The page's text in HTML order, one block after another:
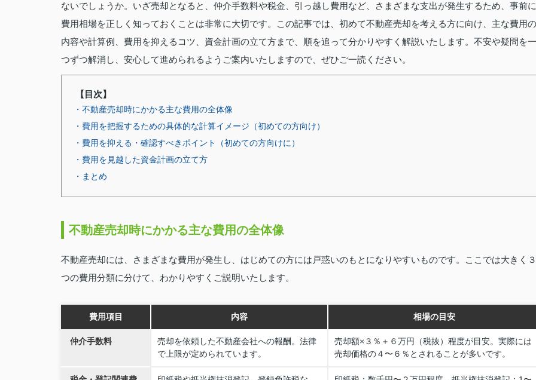
ないでしょうか。いざ売却となると、仲介手数料や税金、引っ越し費用など、さまざまな支出が発生するため、事前に
費用相場を正しく知っておくことは非常に大切です。この記事では、初めて不動産売却を考える方に向け、主な費用の
内容や計算例、費用を抑えるコツ、資金計画の立て方まで、順を追って分かりやすく解説いたします。不安や疑問を一
つずつ解消し、安心して進められるようご案内いたしますので、ぜひご一読ください。
【目次】
・不動産売却時にかかる主な費用の全体像
・費用を把握するための具体的な計算イメージ（初めての方向け）
・費用を抑える・確認すべきポイント（初めての方向けに）
・費用を見越した資金計画の立て方
・まとめ
不動産売却時にかかる主な費用の全体像
不動産売却には、さまざまな費用が発生し、はじめての方には戸惑いのもとになりやすいものです。ここでは大きく３
つの費用分類に分けて、わかりやすくご説明いたします。
費用項目 内容 相場の目安
仲介手数料
売却を依頼した不動産会社への報酬。法律
で上限が定められています。
売却額×３％＋６万円（税抜）程度が目安。実際には
売却価格の４〜６％とされることが多いです。